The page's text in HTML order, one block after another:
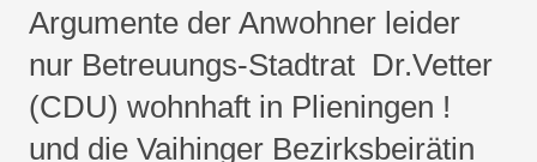
Argumente der Anwohner leider
nur Betreuungs-Stadtrat Dr.Vetter
(CDU) wohnhaft in Plieningen !
und die Vaihinger Bezirksbeirätin